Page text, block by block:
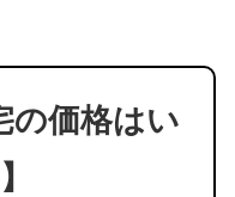
の価格はい